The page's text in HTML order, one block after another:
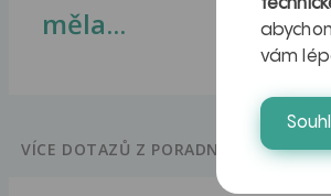
měla...
VÍCE DOTAZŮ Z PORADNY
vám